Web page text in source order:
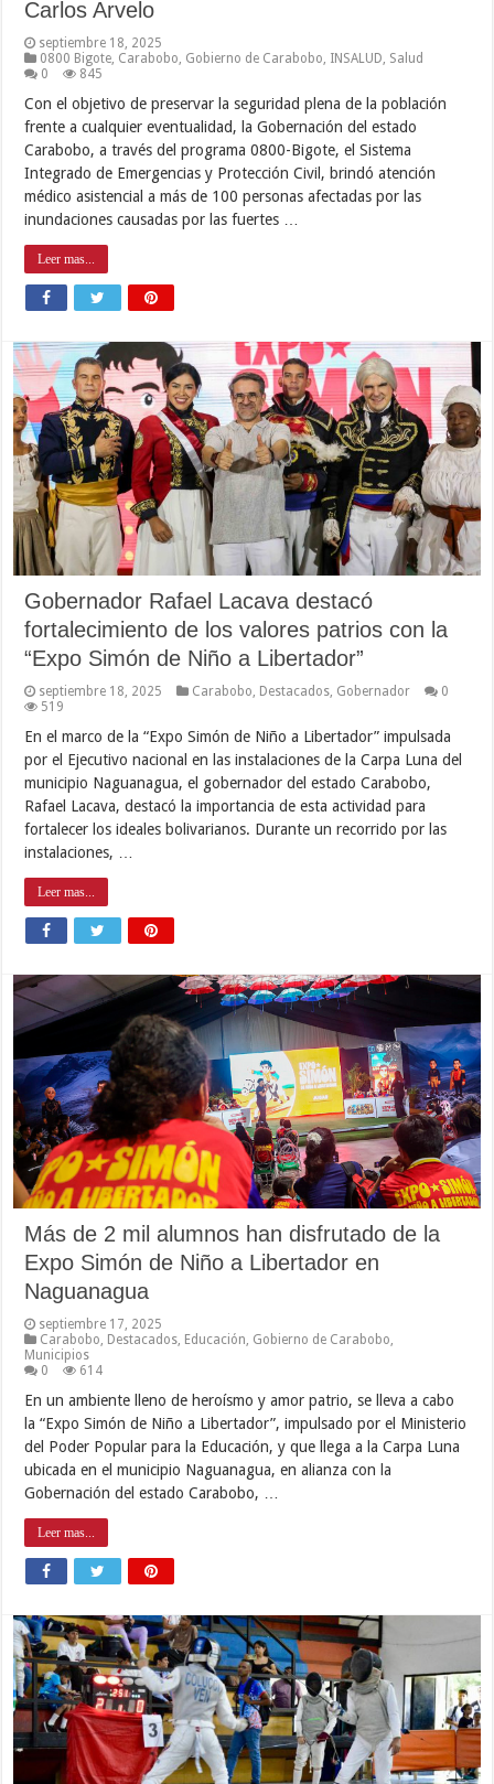
Carlos Arvelo
septiembre 18, 2025
0800 Bigote, Carabobo, Gobierno de Carabobo, INSALUD, Salud
0
845
Con el objetivo de preservar la seguridad plena de la población
frente a cualquier eventualidad, la Gobernación del estado
Carabobo, a través del programa 0800-Bigote, el Sistema
Integrado de Emergencias y Protección Civil, brindó atención
médico asistencial a más de 100 personas afectadas por las
inundaciones causadas por las fuertes …
Leer mas...
Gobernador Rafael Lacava destacó
fortalecimiento de los valores patrios con la
“Expo Simón de Niño a Libertador”
septiembre 18, 2025 Carabobo, Destacados, Gobernador
0
519
En el marco de la “Expo Simón de Niño a Libertador” impulsada
por el Ejecutivo nacional en las instalaciones de la Carpa Luna del
municipio Naguanagua, el gobernador del estado Carabobo,
Rafael Lacava, destacó la importancia de esta actividad para
fortalecer los ideales bolivarianos. Durante un recorrido por las
instalaciones, …
Leer mas...
Más de 2 mil alumnos han disfrutado de la
Expo Simón de Niño a Libertador en
Naguanagua
septiembre 17, 2025
Carabobo, Destacados, Educación, Gobierno de Carabobo,
Municipios
0
614
En un ambiente lleno de heroísmo y amor patrio, se lleva a cabo
la “Expo Simón de Niño a Libertador”, impulsado por el Ministerio
del Poder Popular para la Educación, y que llega a la Carpa Luna
ubicada en el municipio Naguanagua, en alianza con la
Gobernación del estado Carabobo, …
Leer mas...